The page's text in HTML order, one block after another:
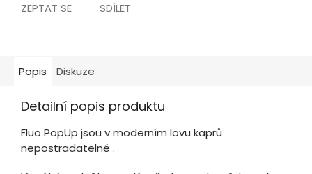
ZEPTAT SE SDÍLET
Popis Diskuze
Detailní popis produktu
Fluo PopUp jsou v moderním lovu kaprů
nepostradatelné .